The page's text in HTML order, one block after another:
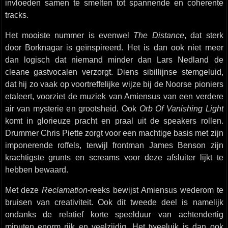
invloeden samen te smelten tot spannende en coherente
tracks.
Het mooiste nummer is evenwel The Distance, dat sterk
door Borknagar is geïnspireerd. Het is dan ook niet meer
dan logisch dat niemand minder dan Lars Nedland de
cleane gastvocalen verzorgt. Diens sibillijnse stemgeluid,
dat hij zo vaak op voortreffelijke wijze bij de Noorse pioniers
etaleert, voorziet de muziek van Amiensus van een verdere
air van mysterie en grootsheid. Ook Orb Of Vanishing Light
komt in glorieuze pracht en praal uit de speakers rollen.
Drummer Chris Piette zorgt voor een machtige basis met zijn
imponerende roffels, terwijl frontman James Benson zijn
krachtigste grunts en screams voor deze afsluiter lijkt te
hebben bewaard.
Met dezeReclamation-reeks bewijst Amiensus wederom te
bruisen van creativiteit. Ook dit tweede deel is namelijk
ondanks de relatief korte speelduur van achtendertig